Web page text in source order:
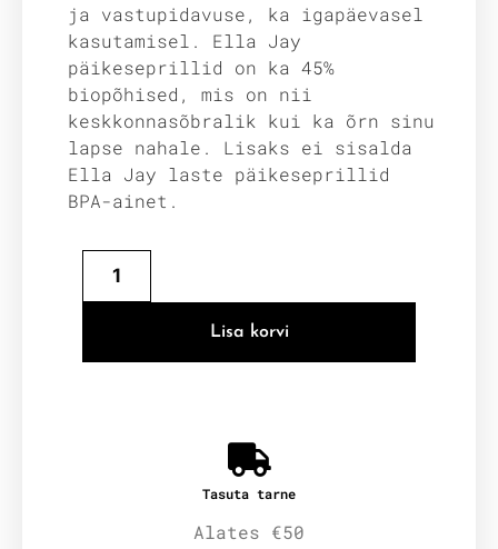
ja vastupidavuse, ka igapäevasel
kasutamisel. Ella Jay
päikeseprillid on ka 45%
biopõhised, mis on nii
keskkonnasõbralik kui ka õrn sinu
lapse nahale. Lisaks ei sisalda
Ella Jay laste päikeseprillid
BPA-ainet.
Lisa korvi
Tasuta tarne
Alates €50